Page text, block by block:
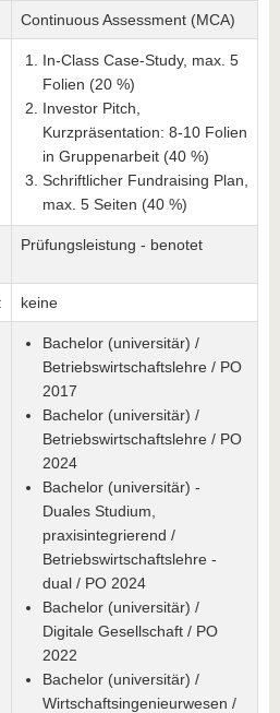
Continuous Assessment (MCA)
In-Class Case-Study, max. 5
Folien (20 %)
Investor Pitch,
Kurzpräsentation: 8-10 Folien
in Gruppenarbeit (40 %)
Schriftlicher Fundraising Plan,
max. 5 Seiten (40 %)
Prüfungsleistung - benotet
keine
Bachelor (universitär) /
Betriebswirtschaftslehre / PO
2017
Bachelor (universitär) /
Betriebswirtschaftslehre / PO
2024
Bachelor (universitär) -
Duales Studium,
praxisintegrierend /
Betriebswirtschaftslehre -
dual / PO 2024
Bachelor (universitär) /
Digitale Gesellschaft / PO
2022
Bachelor (universitär) /
Wirtschaftsingenieurwesen /